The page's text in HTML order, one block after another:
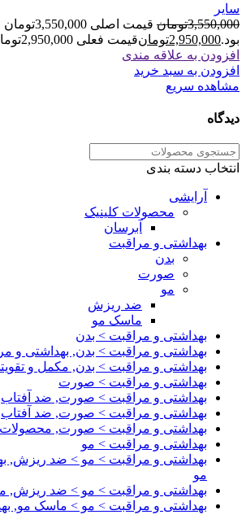
سایر
3,550,000تومان
قیمت اصلی 3,550,000تومان
بود.2,950,000تومانقیمت فعلی 2,950,000تومان است.
افزودن به علاقه مندی
افزودن به سبد خرید
مشاهده سریع
دیدگاه
انتخاب دسته بندی
آرایشی
محصولات کلینیک
آبرسان
بهداشتی و مراقبت
بدن
صورت
مو
ضد ریزش
ماسک مو
بهداشتی و مراقبت > بدن
بهداشتی و مراقبت > بدن, بهداشتی و
بهداشتی و مراقبت > بدن, مکمل و
بهداشتی و مراقبت > صورت
بهداشتی و مراقبت > صورت, ضد آفتاب
بهداشتی و مراقبت > صورت, ضد
بهداشتی و مراقبت > صورت,
بهداشتی و مراقبت > مو
بهداشتی و مراقبت > مو > ضد ریزش,
مو
بهداشتی و مراقبت > مو > ضد ریزش,
بهداشتی و مراقبت > مو > ماسک مو,